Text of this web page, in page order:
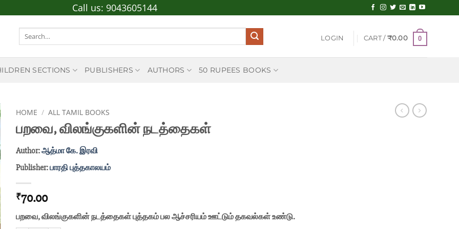
Call us: 9043605144
Search
LOGIN CART / ₹0.00 0
SECTIONS PUBLISHERS AUTHORS 50 RUPEES BOOKS
HOME / ALL TAMIL BOOKS
பறவை, விலங்குகளின் நடத்தைகள்
Author:ஆத்மா கே. இரவி
Publisher:பாரதி புத்தகாலயம்
₹70.00
பறவை, விலங்குகளின் நடத்தைகள் புத்தகம் பல ஆச்சரியம் ஊட்டும் தகவல்கள் உண்டு.